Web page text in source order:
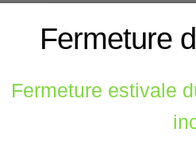
Zesty Ham &
Spinach
Fermeture
Fermeture estivale